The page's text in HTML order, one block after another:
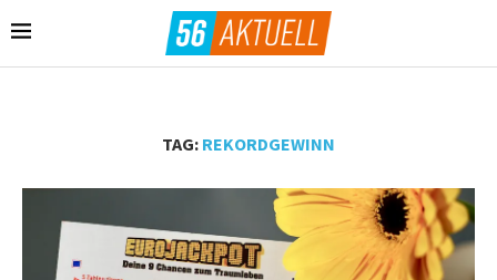
TAG: REKORDGEWINN